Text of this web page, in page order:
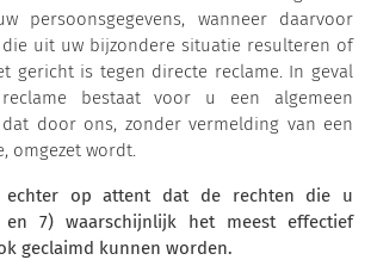
persoonsgegevens, wanneer daarvoor
die uit uw bijzondere situatie resulteren of
gericht is tegen directe reclame. In geval
bestaat voor u een algemeen
door ons, zonder vermelding van een
omgezet wordt.
op attent dat de rechten die u
7) waarschijnlijk het meest effectief
geclaimd kunnen worden.